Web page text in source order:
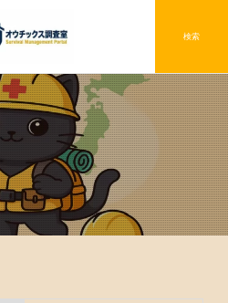
検索